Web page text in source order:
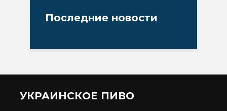
Последние новости
УКРАИНСКОЕ ПИВО